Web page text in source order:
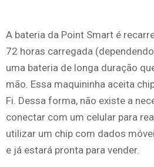
A bateria da Point Smart é
72 horas carregada
uma bateria de longa duração
mão. Essa maquininha aceita
Fi. Dessa forma, não existe a
conectar com um celular para
utilizar um chip com dados
e já estará pronta para vender.